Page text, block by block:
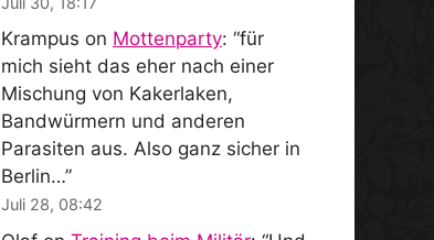
Krampus on Mottenparty: “für
mich sieht das eher nach einer
Mischung von Kakerlaken,
Bandwürmern und anderen
Parasiten aus. Also ganz sicher in
Berlin…”
Juli 28, 08:42